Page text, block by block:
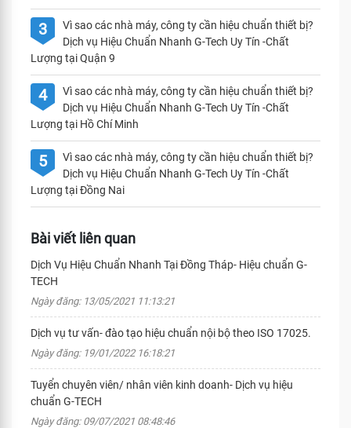
3
Vì sao các nhà máy, công ty cần hiệu chuẩn thiết bị?
Dịch vụ Hiệu Chuẩn Nhanh G-Tech Uy Tín -Chất
Lượng tại Quận 9
4
Vì sao các nhà máy, công ty cần hiệu chuẩn thiết bị?
Dịch vụ Hiệu Chuẩn Nhanh G-Tech Uy Tín -Chất
Lượng tại Hồ Chí Minh
5
Vì sao các nhà máy, công ty cần hiệu chuẩn thiết bị?
Dịch vụ Hiệu Chuẩn Nhanh G-Tech Uy Tín -Chất
Lượng tại Đồng Nai
Bài viết liên quan
Dịch Vụ Hiệu Chuẩn Nhanh Tại Đồng Tháp- Hiệu chuẩn G-
TECH
Ngày đăng: 13/05/2021 11:13:21
Dịch vụ tư vấn- đào tạo hiệu chuẩn nội bộ theo ISO 17025.
Ngày đăng: 19/01/2022 16:18:21
Tuyển chuyên viên/ nhân viên kinh doanh- Dịch vụ hiệu
chuẩn G-TECH
Ngày đăng: 09/07/2021 08:48:46